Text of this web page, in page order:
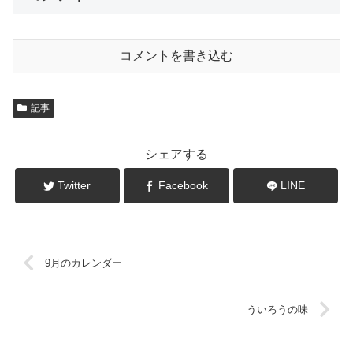
コメントを書き込む
記事
シェアする
Twitter Facebook LINE
9月のカレンダー
ういろうの味